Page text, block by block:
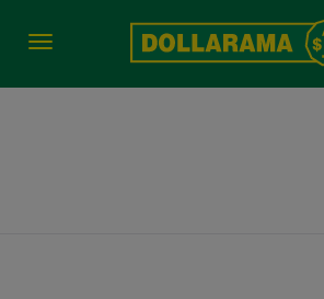
Toggle